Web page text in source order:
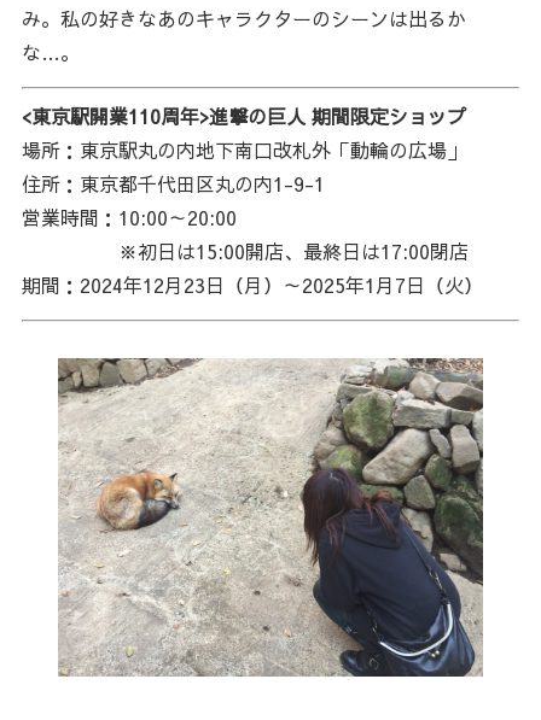
み。私の好きなあのキャラクターのシーンは出るか
な…。
<東京駅開業110周年>進撃の巨人 期間限定ショップ
場所：東京駅丸の内地下南口改札外「動輪の広場」
住所：東京都千代田区丸の内1-9-1
営業時間：10:00～20:00
※初日は15:00開店、最終日は17:00閉店
期間：2024年12月23日（月）～2025年1月7日（火）